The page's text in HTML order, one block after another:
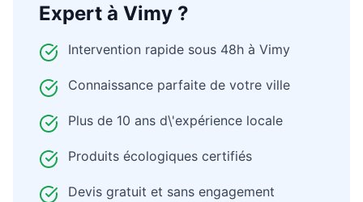
Expert à Vimy ?
Intervention rapide sous 48h à Vimy
Connaissance parfaite de votre ville
Plus de 10 ans d\'expérience locale
Produits écologiques certifiés
Devis gratuit et sans engagement